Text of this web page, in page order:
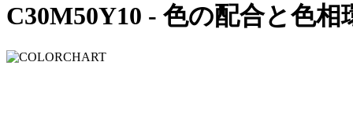
C30M50Y10 - 色の配合と色相